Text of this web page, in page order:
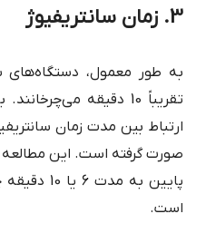
3. زمان سانتریفیوژ
به طور معمول، دستگاه‌های
تقریباً 10 دقیقه
صورت گرفته است. این مطالعه
پایین به
است.